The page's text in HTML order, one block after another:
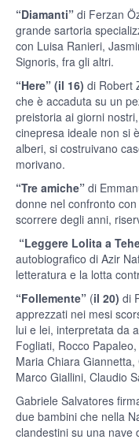
“Diamanti” di Ferzan
grande sartoria
con Luisa Ranieri,
Signoris, fra gli altri.
“Here” (il 16) di Robert
che è accaduta su un
preistoria ai giorni
cinepresa ideale non si
alberi, si costruivano
morivano.
“Tre amiche” di
donne nel confronto
scorrere degli anni,
“Leggere Lolita a
autobiografico di Azir
letteratura e la lotta
“Follemente” (il 20) di
apprezzati nei mesi
lui e lei, interpretata da
Fogliati, Rocco
Maria Chiara
Marco Giallini, Claudio
Gabriele Salvatores
due bambini che nella
clandestini su una nave